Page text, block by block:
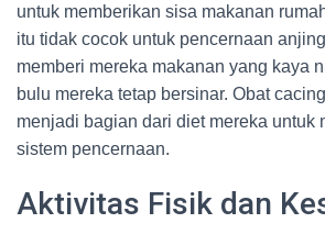
untuk memberikan sisa makanan
itu tidak cocok untuk pencernaan
memberi mereka makanan yang kaya
bulu mereka tetap bersinar. Obat
menjadi bagian dari diet mereka untuk
sistem pencernaan.
Aktivitas Fisik dan